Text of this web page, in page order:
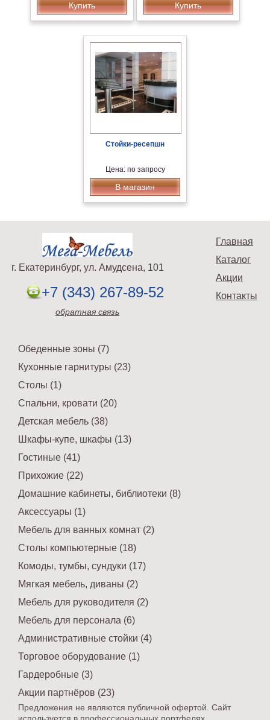
Купить Купить
Стойки-ресепшн
Цена: по запросу
В магазин
Главная
Каталог
Акции
Контакты
г. Екатеринбург, ул. Амудсена, 101
+7 (343) 267-89-52
обратная связь
Обеденные зоны (7)
Кухонные гарнитуры (23)
Столы (1)
Спальни, кровати (20)
Детская мебель (38)
Шкафы-купе, шкафы (13)
Гостиные (41)
Прихожие (22)
Домашние кабинеты, библиотеки (8)
Аксессуары (1)
Мебель для ванных комнат (2)
Столы компьютерные (18)
Комоды, тумбы, сундуки (17)
Мягкая мебель, диваны (2)
Мебель для руководителя (2)
Мебель для персонала (6)
Административные стойки (4)
Торговое оборудование (1)
Гардеробные (3)
Акции партнёров (23)
Предложения не являются публичной офертой. Сайт